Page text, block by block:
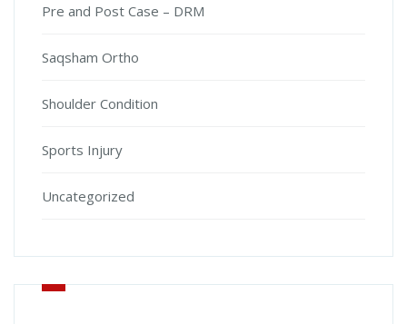
Pre and Post Case – DRM
Saqsham Ortho
Shoulder Condition
Sports Injury
Uncategorized